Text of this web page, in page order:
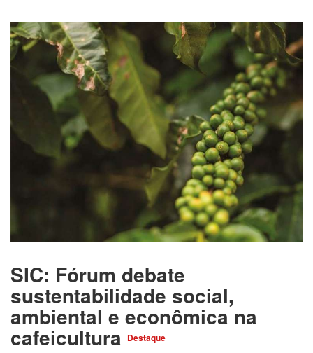
SIC: Fórum debate
sustentabilidade social,
ambiental e econômica na
cafeicultura Destaque